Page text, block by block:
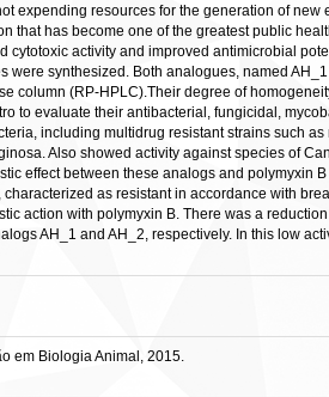
expending resources for the generation of new
has become one of the greatest public
activity and improved antimicrobial
synthesized. Both analogues, named
column (RP-HPLC).Their degree of
to evaluate their antibacterial, fungicidal,
including multidrug resistant strains such
Also showed activity against species of
effect between these analogs and polymyxin
as resistant in accordance with
action with polymyxin B. There was a
AH_1 and AH_2, respectively. In this low
em Biologia Animal, 2015.